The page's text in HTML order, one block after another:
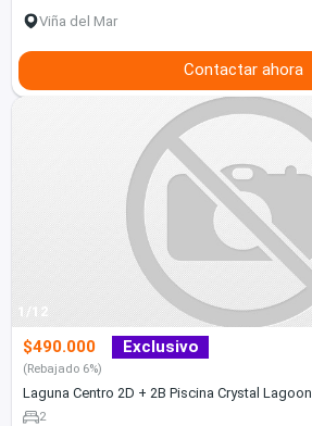
Viña del Mar
Contactar ahora
1/12
$490.000 Exclusivo
(Rebajado 6%)
Laguna Centro 2D + 2B Piscina Crystal Lagoon
2